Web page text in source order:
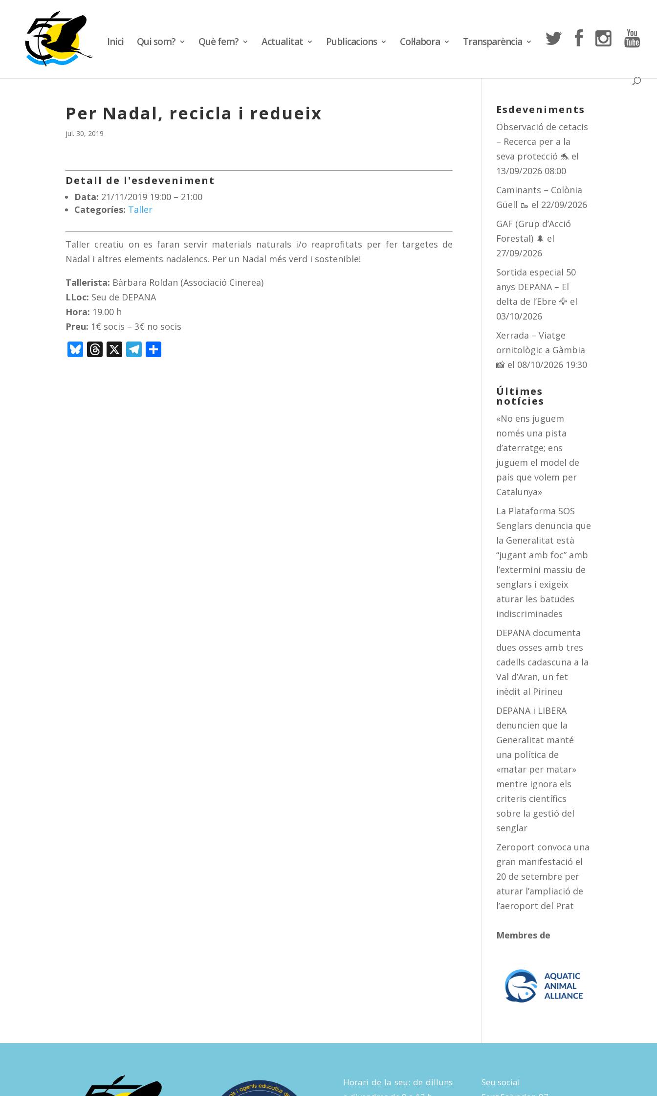
Inici Qui som? Què fem? Actualitat Publicacions Col·labora Transparència
Per Nadal, recicla i redueix
jul. 30, 2019
Detall de l'esdeveniment
Data: 21/11/2019 19:00 – 21:00
Categoríes: Taller
Taller creatiu on es faran servir materials naturals i/o reaprofitats per fer targetes de
Nadal i altres elements nadalencs. Per un Nadal més verd i sostenible!
Tallerista: Bàrbara Roldan (Associació Cinerea)
LLoc: Seu de DEPANA
Hora: 19.00 h
Preu: 1€ socis – 3€ no socis
Bl T X T
Esdeveniments
Observació de cetacis
– Recerca per a la
seva protecció 🐬 el
13/09/2026 08:00
Caminants – Colònia
Güell 🥾 el 22/09/2026
GAF (Grup d’Acció
Forestal) 🌲 el
27/09/2026
Sortida especial 50
anys DEPANA – El
delta de l’Ebre 🦅 el
03/10/2026
Xerrada – Viatge
ornitològic a Gàmbia
📸 el 08/10/2026 19:30
Últimes
notícies
«No ens juguem
només una pista
d’aterratge; ens
juguem el model de
país que volem per
Catalunya»
La Plataforma SOS
Senglars denuncia que
la Generalitat està
“jugant amb foc” amb
l’extermini massiu de
senglars i exigeix
aturar les batudes
indiscriminades
DEPANA documenta
dues osses amb tres
cadells cadascuna a la
Val d’Aran, un fet
inèdit al Pirineu
DEPANA i LIBERA
denuncien que la
Generalitat manté
una política de
«matar per matar»
mentre ignora els
criteris científics
sobre la gestió del
senglar
Zeroport convoca una
gran manifestació el
20 de setembre per
aturar l’ampliació de
l’aeroport del Prat
Membres de
Horari de la seu: de dilluns
Seu social